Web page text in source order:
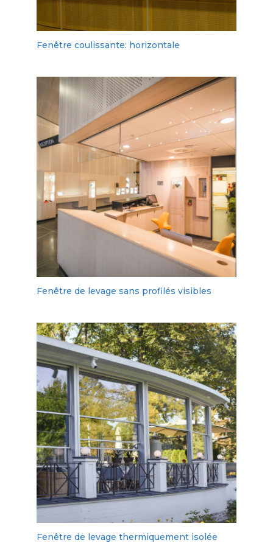
Fenêtre coulissante: horizontale
Fenêtre de levage sans profilés visibles
Fenêtre de levage thermiquement isolée